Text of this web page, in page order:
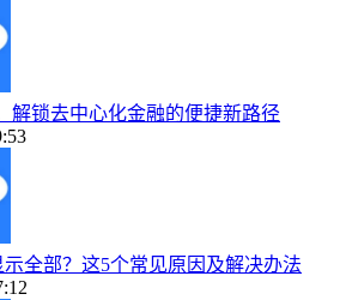
解锁去中心化金融的便捷新路径
全部？这5个常见原因及解决办法